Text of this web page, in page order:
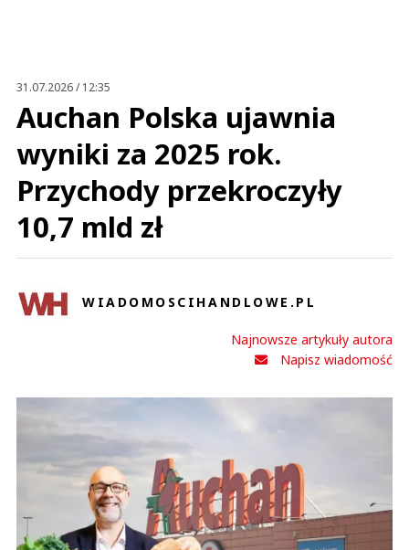
Znając życie nasi eksperci tak upiększą ustawę i przepisy, że wyjdzie jak
Zobaczymy.
0
0
Nie znaleziono komentarzy
31.07.2026 / 12:35
Auchan Polska ujawnia
wyniki za 2025 rok.
Przychody przekroczyły
10,7 mld zł
WIADOMOSCIHANDLOWE.PL
Najnowsze artykuły autora
Napisz wiadomość